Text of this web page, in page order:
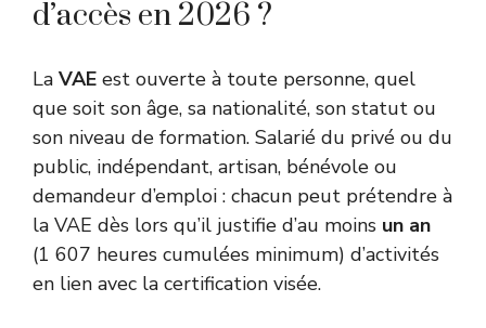
d’accès en 2026 ?
La VAE est ouverte à toute personne, quel
que soit son âge, sa nationalité, son statut ou
son niveau de formation. Salarié du privé ou du
public, indépendant, artisan, bénévole ou
demandeur d’emploi : chacun peut prétendre à
la VAE dès lors qu’il justifie d’au moins un an
(1 607 heures cumulées minimum) d’activités
en lien avec la certification visée.